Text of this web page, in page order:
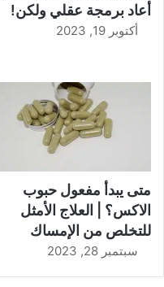
أعاد برمجة عقلي ولكن!
أكتوبر 19, 2023
متى يبدأ مفعول حبوب
الاكس؟ | العلاج الأمثل
للتخلص من الإمساك
سبتمبر 28, 2023